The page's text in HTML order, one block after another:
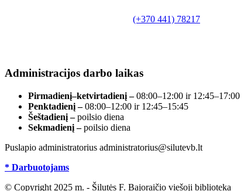
(+370 441) 78217
Administracijos darbo laikas
Pirmadienį–ketvirtadienį –08:00–12:00 ir 12:45–17:00
Penktadienį –08:00–12:00 ir 12:45–15:45
Šeštadienį –poilsio diena
Sekmadienį –poilsio diena
Puslapio administratorius administratorius@silutevb.lt
* Darbuotojams
© Copyright 2025 m. - Šilutės F. Bajoraičio viešoji biblioteka